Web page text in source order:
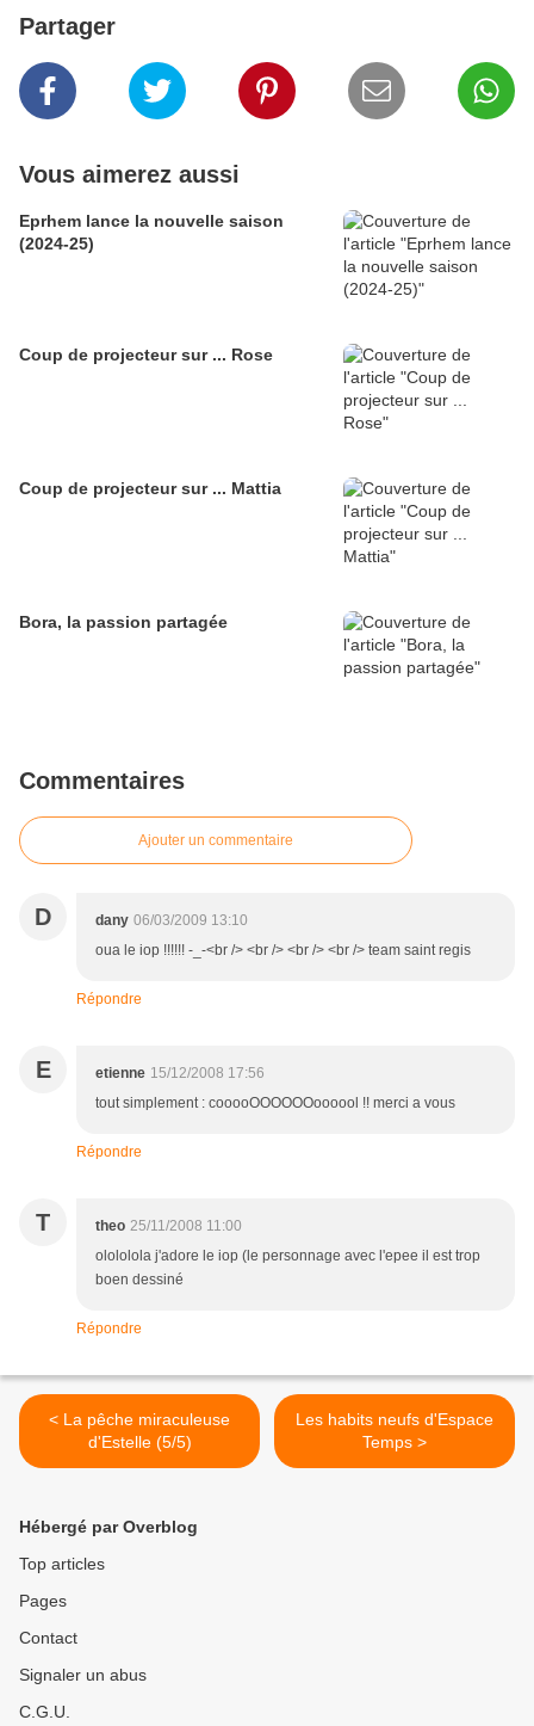
Partager
Vous aimerez aussi
Eprhem lance la nouvelle saison
(2024-25)
Coup de projecteur sur ... Rose
Coup de projecteur sur ... Mattia
Bora, la passion partagée
Commentaires
Ajouter un commentaire
D dany 06/03/2009 13:10
oua le iop !!!!!! -_-<br /> <br /> <br /> <br /> team saint regis
Répondre
E etienne 15/12/2008 17:56
tout simplement : cooooOOOOOOoooool !! merci a vous
Répondre
T theo 25/11/2008 11:00
olololola j'adore le iop (le personnage avec l'epee il est trop
boen dessiné
Répondre
< La pêche miraculeuse
d'Estelle (5/5)
Les habits neufs d'Espace
Temps >
Hébergé par Overblog
Top articles
Pages
Contact
Signaler un abus
C.G.U.